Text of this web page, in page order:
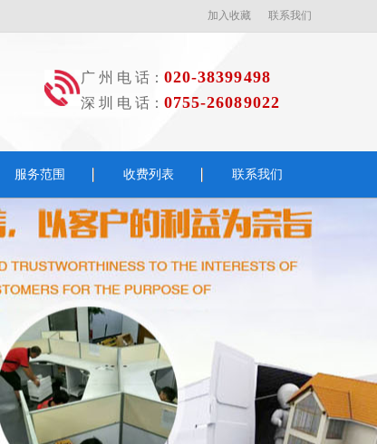
加入收藏 联系我们
广 州 电 话： 020-38399498
深 圳 电 话： 0755-26089022
服务范围 收费列表 联系我们